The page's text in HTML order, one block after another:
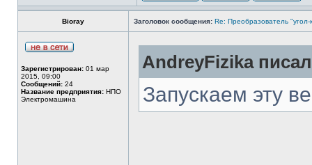
Bioray Заголовок сообщения: Re: Преобразователь
Зарегистрирован: 01 мар
2015, 09:00
Сообщений: 24
Название предприятия: НПО
Электромашина
AndreyFizika
Запускаем эту